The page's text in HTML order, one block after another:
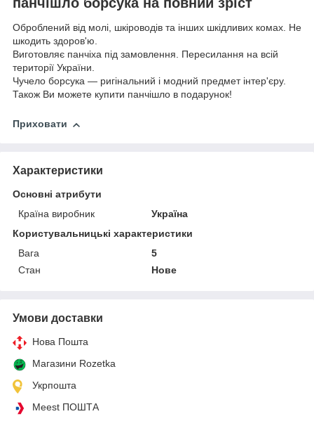
Оброблений від молі, шкіроводів та інших шкідливих комах. Не
шкодить здоров'ю.
Виготовляє панчіха під замовлення. Пересилання на всій
території України.
Чучело борсука — ригінальний і модний предмет інтер'єру.
Також Ви можете купити панчішло в подарунок!
Приховати
Характеристики
Основні атрибути
Країна виробник
Україна
Користувальницькі характеристики
Вага
5
Стан
Нове
Умови доставки
Нова Пошта
Магазини Rozetka
Укрпошта
Meest ПОШТА